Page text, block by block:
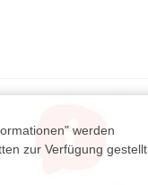
werden
zur Verfügung gestellt